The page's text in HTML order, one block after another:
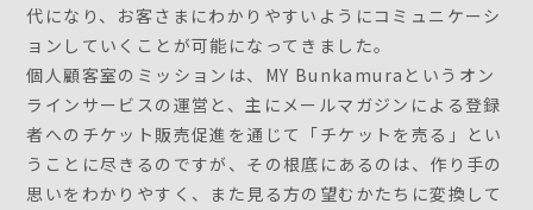
代になり、お客さまにわかりやすいようにコミュニケーシ
ョンしていくことが可能になってきました。
個人顧客室のミッションは、MY Bunkamuraというオン
ラインサービスの運営と、主にメールマガジンによる登録
者へのチケット販売促進を通じて「チケットを売る」とい
うことに尽きるのですが、その根底にあるのは、作り手の
思いをわかりやすく、また見る方の望むかたちに変換して